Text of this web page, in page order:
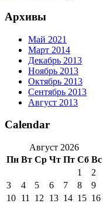
Архивы
Май 2021
Март 2014
Декабрь 2013
Ноябрь 2013
Октябрь 2013
Сентябрь 2013
Август 2013
Calendar
Август 2026
Пн Вт Ср Чт Пт Сб Вс
1
2
3
4 5 6 7 8
9
10 11 12 13 14 15 16